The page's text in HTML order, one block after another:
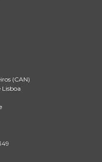
(CAN)
Lisboa